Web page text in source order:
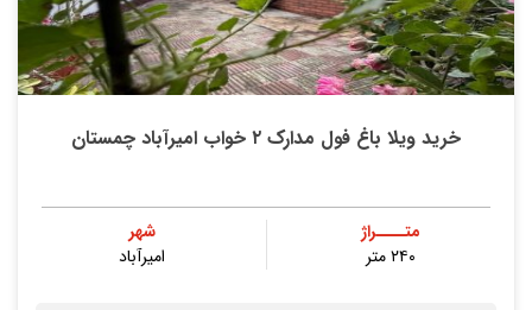
خرید ویلا باغ فول مدارک ۲ خواب امیرآباد چمستان
متــــراژ
۲۴۰ متر
شهر
امیرآباد